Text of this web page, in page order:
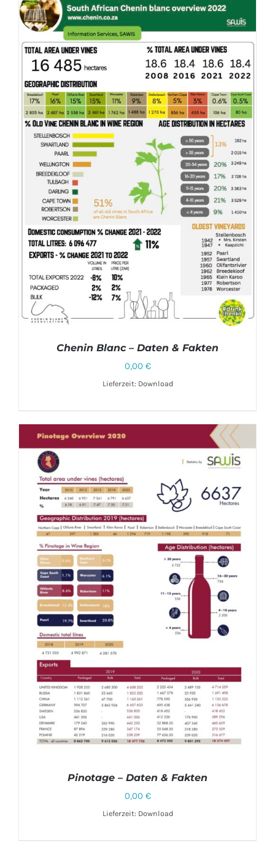
DETAILS
DETAILS
Chenin Blanc – Daten & Fakten
0,00 €
Lieferzeit: Download
Pinotage – Daten & Fakten
0,00 €
Lieferzeit: Download